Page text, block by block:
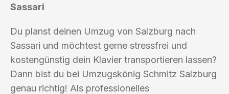
Sassari
Du planst deinen Umzug von Salzburg nach
Sassari und möchtest gerne stressfrei und
kostengünstig dein Klavier transportieren lassen?
Dann bist du bei Umzugskönig Schmitz Salzburg
genau richtig! Als professionelles